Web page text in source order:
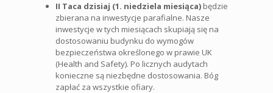
II Taca dzisiaj (1. niedziela miesiąca) będzie
zbierana na inwestycje parafialne. Nasze
inwestycje w tych miesiącach skupiają się na
dostosowaniu budynku do wymogów
bezpieczeństwa określonego w prawie UK
(Health and Safety). Po licznych audytach
konieczne są niezbędne dostosowania. Bóg
zapłać za wszystkie ofiary.